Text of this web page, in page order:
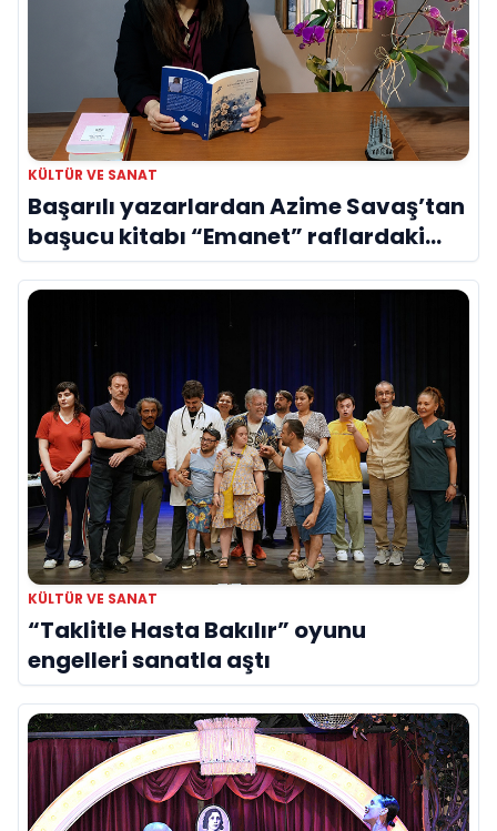
KÜLTÜR VE SANAT
Başarılı yazarlardan Azime Savaş’tan
başucu kitabı “Emanet” raflardaki
yerini aldı
KÜLTÜR VE SANAT
“Taklitle Hasta Bakılır” oyunu
engelleri sanatla aştı